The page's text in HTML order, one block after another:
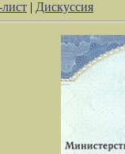
| Дискуссия